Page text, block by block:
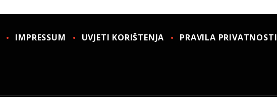
IMPRESSUM UVJETI KORIŠTENJA PRAVILA PRIVATNOSTI